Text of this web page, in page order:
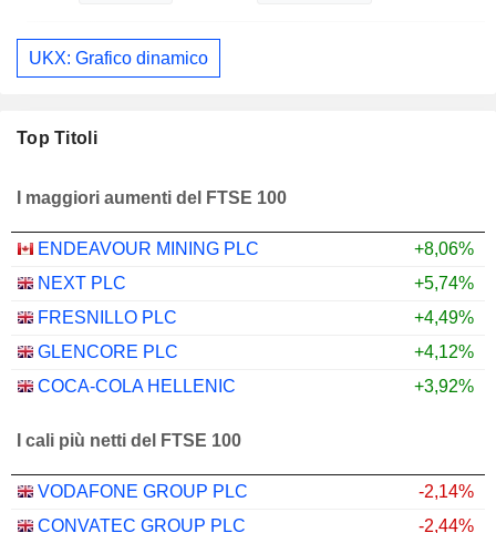
UKX: Grafico dinamico
Top Titoli
I maggiori aumenti del FTSE 100
ENDEAVOUR MINING PLC
+8,06%
NEXT PLC
+5,74%
FRESNILLO PLC
+4,49%
GLENCORE PLC
+4,12%
COCA-COLA HELLENIC
+3,92%
I cali più netti del FTSE 100
VODAFONE GROUP PLC
-2,14%
CONVATEC GROUP PLC
-2,44%